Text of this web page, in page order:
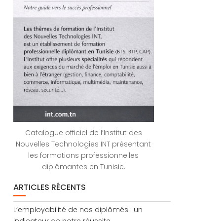
Catalogue officiel de l’Institut des
Nouvelles Technologies INT présentant
les formations professionnelles
diplômantes en Tunisie.
ARTICLES RÉCENTS
L’employabilité de nos diplômés : un